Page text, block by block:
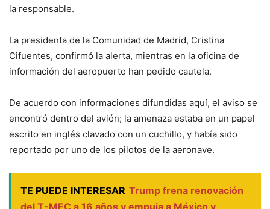
la responsable.
La presidenta de la Comunidad de Madrid, Cristina
Cifuentes, confirmó la alerta, mientras en la oficina de
información del aeropuerto han pedido cautela.
De acuerdo con informaciones difundidas aquí, el aviso se
encontró dentro del avión; la amenaza estaba en un papel
escrito en inglés clavado con un cuchillo, y había sido
reportado por uno de los pilotos de la aeronave.
TE PUEDE INTERESAR Trump frena renovación